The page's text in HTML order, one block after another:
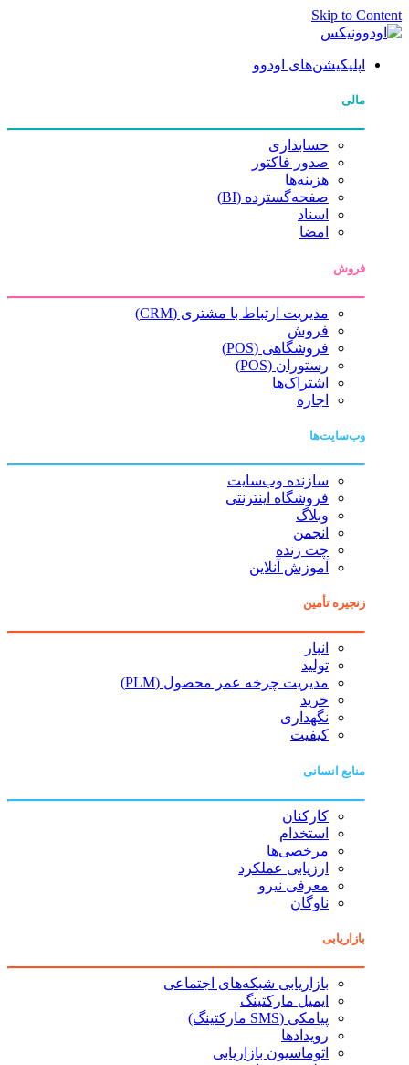
Skip to Content
اپلیکیشن‌های اودوو
مالی
حسابداری
صدور فاکتور
هزینه‌ها
صفحه‌گسترده (BI)
اسناد
امضا
فروش
مدیریت ارتباط با مشتری (CRM)
فروش
فروشگاهی (POS)
رستوران (POS)
اشتراک‌ها
اجاره
وب‌سایت‌ها
سازنده وب‌سایت
فروشگاه اینترنتی
وبلاگ
انجمن
چت زنده
آموزش آنلاین
زنجیره تأمین
انبار
تولید
مدیریت چرخه عمر محصول (PLM)
خرید
نگهداری
کیفیت
منابع انسانی
کارکنان
استخدام
مرخصی‌ها
ارزیابی عملکرد
معرفی نیرو
ناوگان
بازاریابی
بازاریابی شبکه‌های اجتماعی
ایمیل مارکتینگ
پیامکی (SMS مارکتینگ)
رویدادها
اتوماسیون بازاریابی